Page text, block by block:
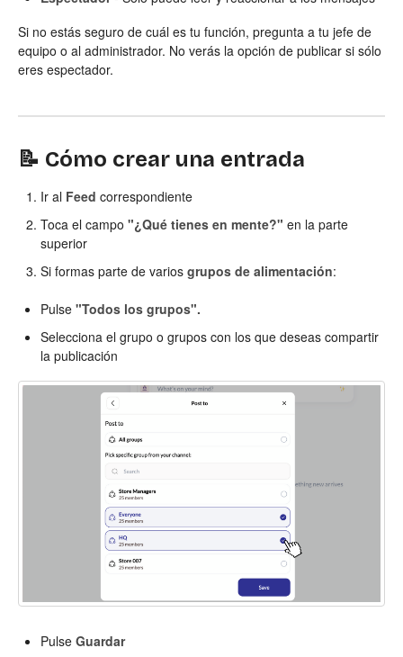
Si no estás seguro de cuál es tu función, pregunta a tu jefe de
equipo o al administrador. No verás la opción de publicar si sólo
eres espectador.
📝 Cómo crear una entrada
Ir al Feed correspondiente
Toca el campo "¿Qué tienes en mente?" en la parte
superior
Si formas parte de varios grupos de alimentación:
Pulse "Todos los grupos".
Selecciona el grupo o grupos con los que deseas compartir
la publicación
Pulse Guardar